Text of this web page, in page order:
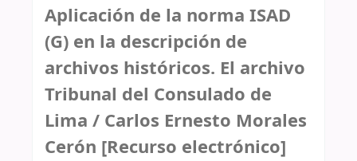
Aplicación de la norma ISAD
(G) en la descripción de
archivos históricos. El archivo
Tribunal del Consulado de
Lima / Carlos Ernesto Morales
Cerón [Recurso electrónico]